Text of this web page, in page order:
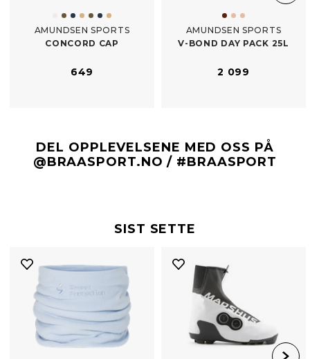
AMUNDSEN SPORTS
CONCORD CAP
649
AMUNDSEN SPORTS
V-​BOND DAY PACK 25L
2 099
DEL OPPLEVELSENE MED OSS PÅ
@BRAASPORT.NO / #BRAASPORT
SIST SETTE